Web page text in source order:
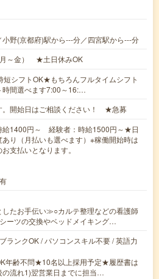
野(京都府)駅から---分／四宮駅から---分
～金） ★土日休みOK
シフトOK★もちろんフルタイムシフト
間選べます7:00～16:…
。開始日はご相談ください！ ★急募
給1400円～ 経験者：時給1500円～★日
り（月払いも選べます）※稼働開始時は
支払いとなります。
たお手伝い≫○カルテ整理などの看護師
ーツの交換やベッドメイキング…
ランクOK / パソコンスキル不要 / 英語力
年齢不問★10名以上採用予定★履歴書は
流れ1)翌営業日までに担当…